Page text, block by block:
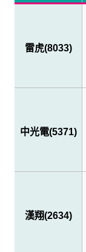
雷虎(8033)
中光電(5371)
漢翔(2634)